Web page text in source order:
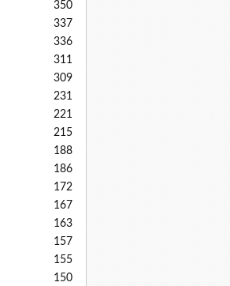
350
337
336
311
309
231
221
215
188
186
172
167
163
157
155
150